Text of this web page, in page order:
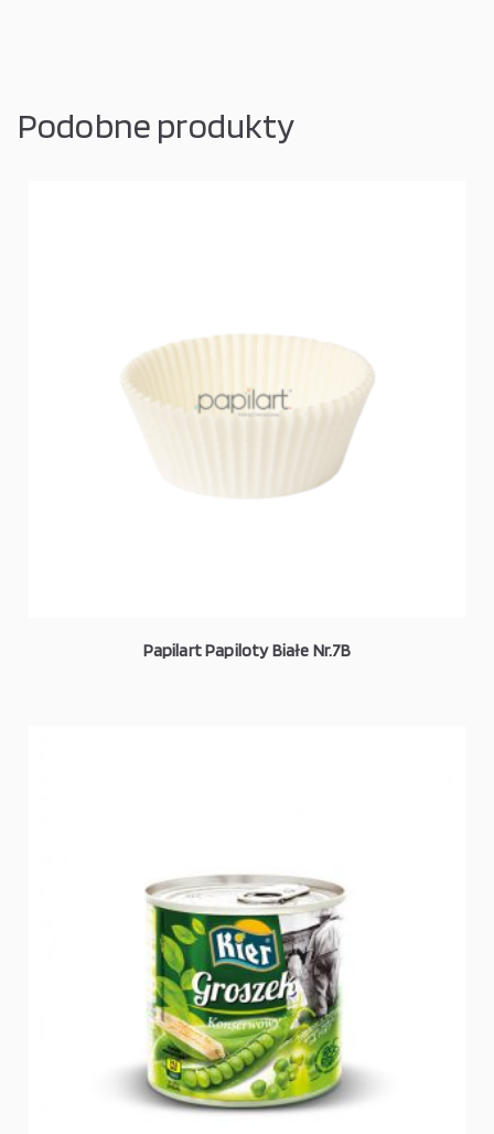
Podobne produkty
Papilart Papiloty Białe Nr.7B